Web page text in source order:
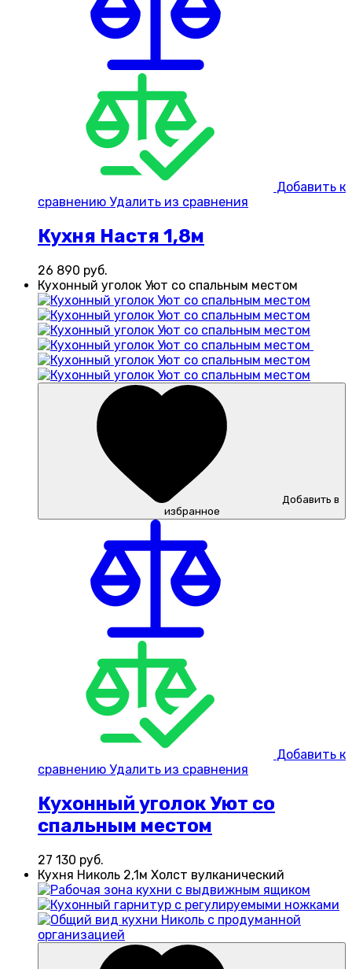
Добавить к
сравнению Удалить из сравнения
Кухня Настя 1,8м
26 890 руб.
Кухонный уголок Уют со спальным местом
Добавить в
избранное
Добавить к
сравнению Удалить из сравнения
Кухонный уголок Уют со
спальным местом
27 130 руб.
Кухня Николь 2,1м Холст вулканический